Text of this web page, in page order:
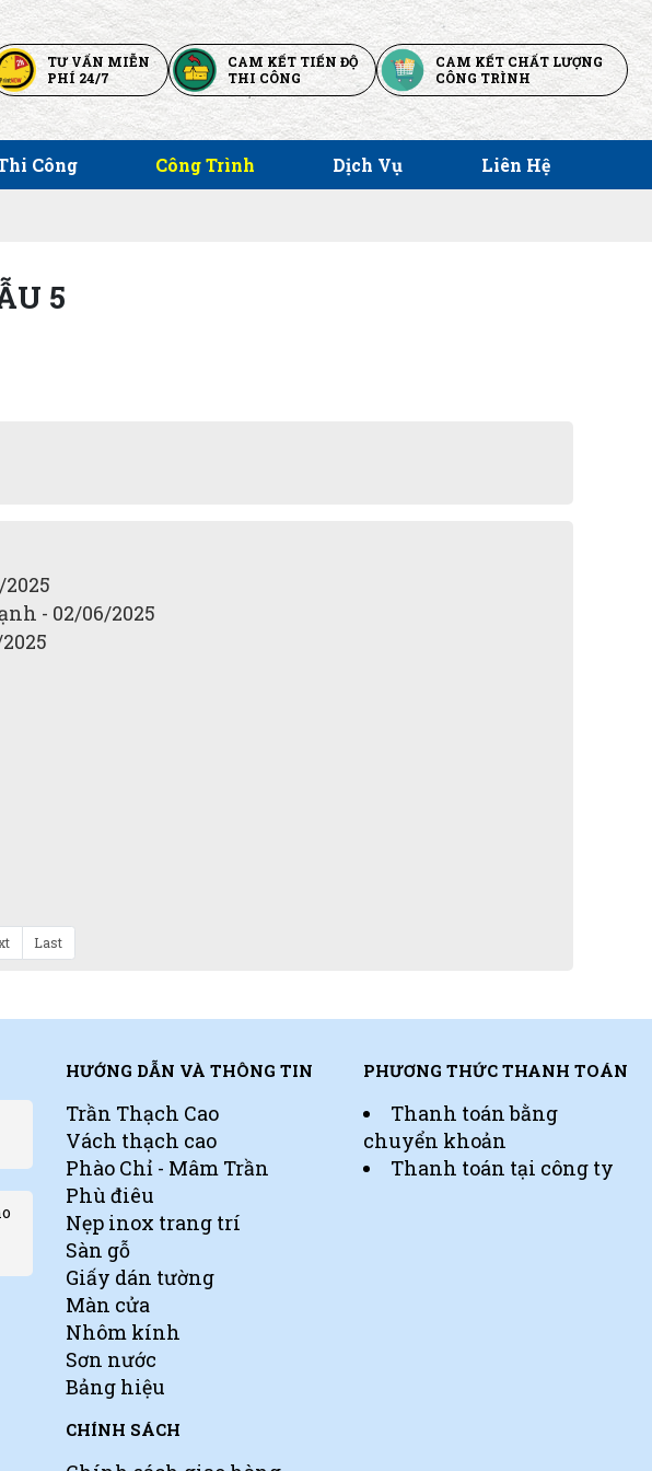
TƯ VẤN MIỄN
PHÍ 24/7
CAM KẾT TIẾN ĐỘ
THI CÔNG
CAM KẾT CHẤT LƯỢNG
CÔNG TRÌNH
Công Công Trình Dịch Vụ Liên Hệ
5
- 02/06/2025
Last
HƯỚNG DẪN VÀ THÔNG TIN
Trần Thạch Cao
Vách thạch cao
Phào Chỉ - Mâm Trần
Phù điêu
Nẹp inox trang trí
Sàn gỗ
Giấy dán tường
Màn cửa
Nhôm kính
Sơn nước
Bảng hiệu
CHÍNH SÁCH
PHƯƠNG THỨC THANH TOÁN
Thanh toán bằng
chuyển khoản
Thanh toán tại công ty